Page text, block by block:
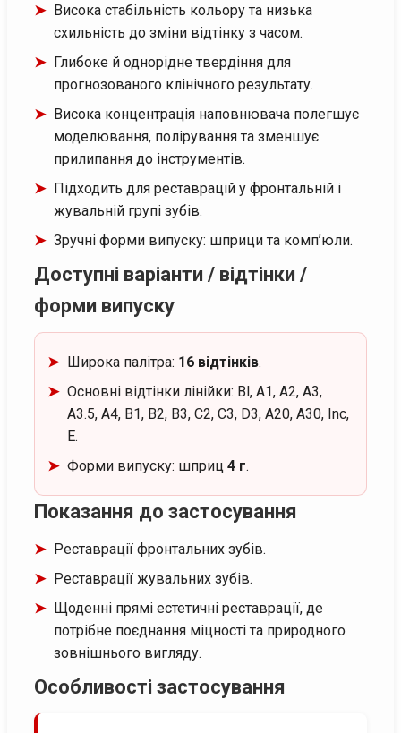
Висока стабільність кольору та низька
схильність до зміни відтінку з часом.
Глибоке й однорідне твердіння для
прогнозованого клінічного результату.
Висока концентрація наповнювача полегшує
моделювання, полірування та зменшує
прилипання до інструментів.
Підходить для реставрацій у фронтальній і
жувальній групі зубів.
Зручні форми випуску: шприци та комп’юли.
Доступні варіанти / відтінки /
форми випуску
Широка палітра: 16 відтінків.
Основні відтінки лінійки: Bl, A1, A2, A3,
A3.5, A4, B1, B2, B3, C2, C3, D3, A20, A30, Inc,
E.
Форми випуску: шприц 4 г.
Показання до застосування
Реставрації фронтальних зубів.
Реставрації жувальних зубів.
Щоденні прямі естетичні реставрації, де
потрібне поєднання міцності та природного
зовнішнього вигляду.
Особливості застосування